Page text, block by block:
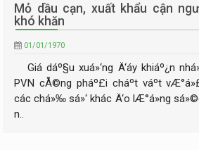
Mỏ dầu cạn, xuất khẩu cận
khó khăn
01/01/1970
Giá dáº§u xuá»‘ng Ä‘áy khiáº¿n
PVN cÅ©ng pháº£i cháº­t váº­t
các chá»‰ sá»‘ khác Ä‘o lÆ°á»ng sá»©c
n..